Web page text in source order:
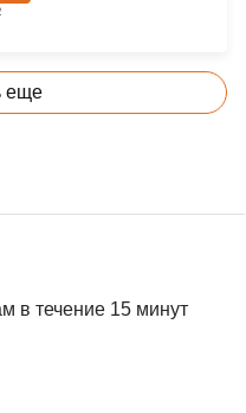
еще
в течение 15 минут